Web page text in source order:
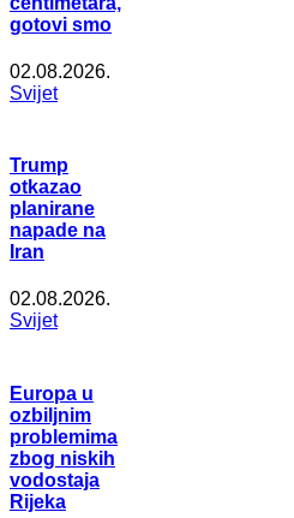
gotovi smo
02.08.2026.
Svijet
Trump
otkazao
planirane
napade na
Iran
02.08.2026.
Svijet
Europa u
ozbiljnim
problemima
zbog niskih
vodostaja
Rijeka